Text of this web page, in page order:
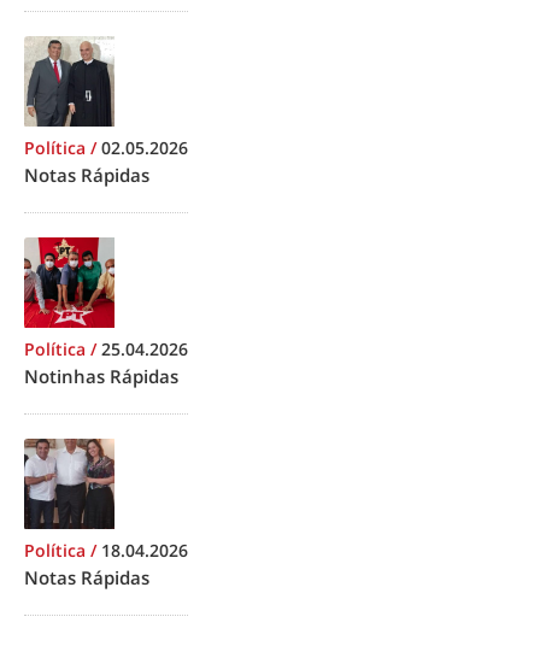
Política /02.05.2026
Notas Rápidas
Política /25.04.2026
Notinhas Rápidas
Política / 18.04.2026
Notas Rápidas